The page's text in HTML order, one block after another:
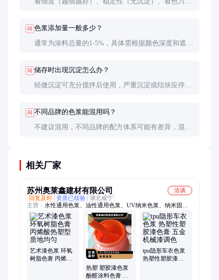
问 色浆添加量一般多少？
通常为涂料总量的1-5%，具体需根据颜色深度和遮盖
问 储存时出现沉淀怎么办？
轻微沉淀可充分搅拌后使用，严重沉淀或结块应停止
问 不同品牌的色浆能混用吗？
不建议混用，不同品牌的配方体系可能有差异，混用
相关厂家
苏州奥莱鑫建材有限公司
洽谈
回复及时
资质已核验 湖北咸宁
主营： 水性通用色浆、油性通用色浆、UV纳米色浆、纳米固化
地坪漆
艺术漆色浆 环氧
树脂色膏 丙烯酸
热塑 塑胶漆色浆
酚醛涂料色膏 树
tpu隐形车衣色浆
热塑性塑胶漆色